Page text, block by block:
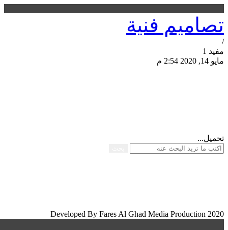
تصاميم فنية
/
مفيد 1
مايو 14, 2020 2:54 م
تحميل...
Developed By Fares Al Ghad Media Production 2020